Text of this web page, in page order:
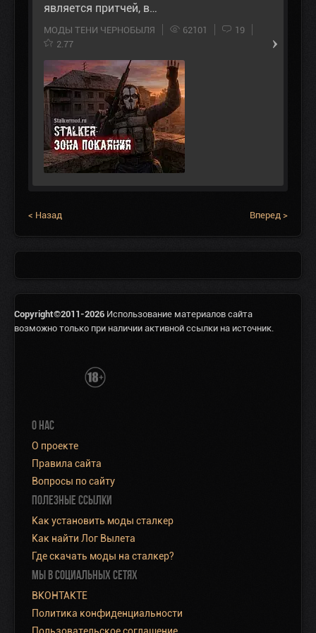
является притчей, в…
МОДЫ ТЕНИ ЧЕРНОБЫЛЯ 62101
19
2.77
< Назад Вперед >
Copyright©2011-2026 Использование материалов сайта
возможно только при наличии активной ссылки на источник.
О НАС
О проекте
Правила сайта
Вопросы по сайту
ПОЛЕЗНЫЕ ССЫЛКИ
Как установить моды сталкер
Как найти Лог Вылета
Где скачать моды на сталкер?
МЫ В СОЦИАЛЬНЫХ СЕТЯХ
ВКОНТАКТЕ
Политика конфиденциальности
Пользовательское соглашение